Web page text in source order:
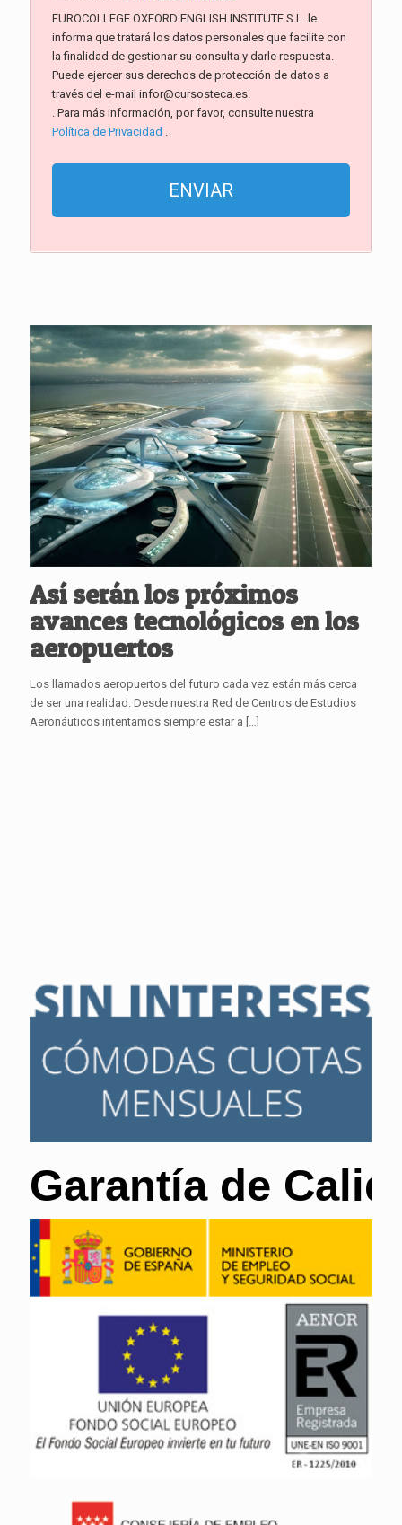
EUROCOLLEGE OXFORD ENGLISH INSTITUTE S.L. le
informa que tratará los datos personales que facilite con
la finalidad de gestionar su consulta y darle respuesta.
Puede ejercer sus derechos de protección de datos a
través del e-mail infor@cursosteca.es.
. Para más información, por favor, consulte nuestra
Política de Privacidad .
Así serán los próximos
avances tecnológicos en los
aeropuertos
Los llamados aeropuertos del futuro cada vez están más cerca
de ser una realidad. Desde nuestra Red de Centros de Estudios
Aeronáuticos intentamos siempre estar a
Garantía de